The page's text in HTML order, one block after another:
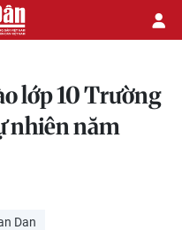
lớp 10 Trường
nhiên năm
Dan